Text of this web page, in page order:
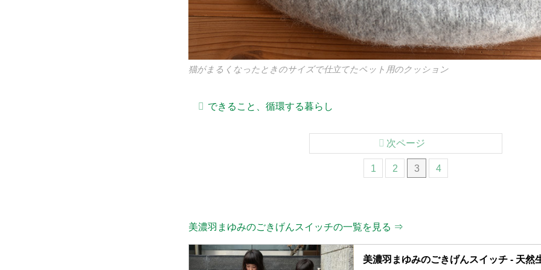
猫がまるくなったときのサイズで仕立てたペット用のクッション
できること、循環する暮らし
1 2 3 4
次ページ
美濃羽まゆみのごきげんスイッチの一覧を見る ⇒
美濃羽まゆみのごきげんスイッチ - 天然